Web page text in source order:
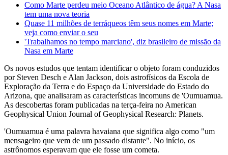
Como Marte perdeu meio Oceano Atlântico de água? A Nasa
tem uma nova teoria
Quase 11 milhões de terráqueos têm seus nomes em Marte;
veja como enviar o seu
'Trabalhamos no tempo marciano', diz brasileiro de missão da
Nasa em Marte
Os novos estudos que tentam identificar o objeto foram conduzidos
por Steven Desch e Alan Jackson, dois astrofísicos da Escola de
Exploração da Terra e do Espaço da Universidade do Estado do
Arizona, que analisaram as características incomuns de 'Oumuamua.
As descobertas foram publicadas na terça-feira no American
Geophysical Union Journal of Geophysical Research: Planets.
'Oumuamua é uma palavra havaiana que significa algo como "um
mensageiro que vem de um passado distante". No início, os
astrônomos esperavam que ele fosse um cometa.